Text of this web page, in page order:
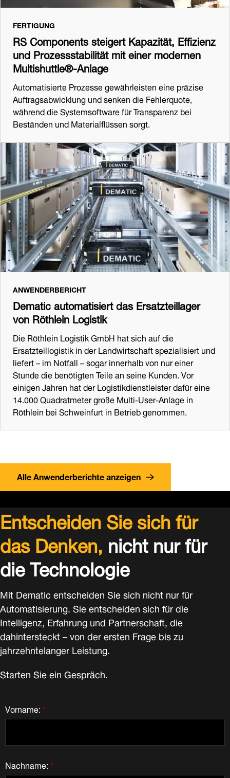
FERTIGUNG
RS Components steigert Kapazität, Effizienz
und Prozessstabilität mit einer modernen
Multishuttle®-Anlage
Automatisierte Prozesse gewährleisten eine präzise
Auftragsabwicklung und senken die Fehlerquote,
während die Systemsoftware für Transparenz bei
Beständen und Materialflüssen sorgt.
ANWENDERBERICHT
Dematic automatisiert das Ersatzteillager
von Röthlein Logistik
Die Röthlein Logistik GmbH hat sich auf die
Ersatzteillogistik in der Landwirtschaft spezialisiert und
liefert – im Notfall – sogar innerhalb von nur einer
Stunde die benötigten Teile an seine Kunden. Vor
einigen Jahren hat der Logistikdienstleister dafür eine
14.000 Quadratmeter große Multi-User-Anlage in
Röthlein bei Schweinfurt in Betrieb genommen.
Alle Anwenderberichte anzeigen
Entscheiden Sie sich für
das Denken,nicht nur für
die Technologie
Mit Dematic entscheiden Sie sich nicht nur für
Automatisierung. Sie entscheiden sich für die
Intelligenz, Erfahrung und Partnerschaft, die
dahintersteckt – von der ersten Frage bis zu
jahrzehntelanger Leistung.
Starten Sie ein Gespräch.
*
Vorname:
*
Nachname: